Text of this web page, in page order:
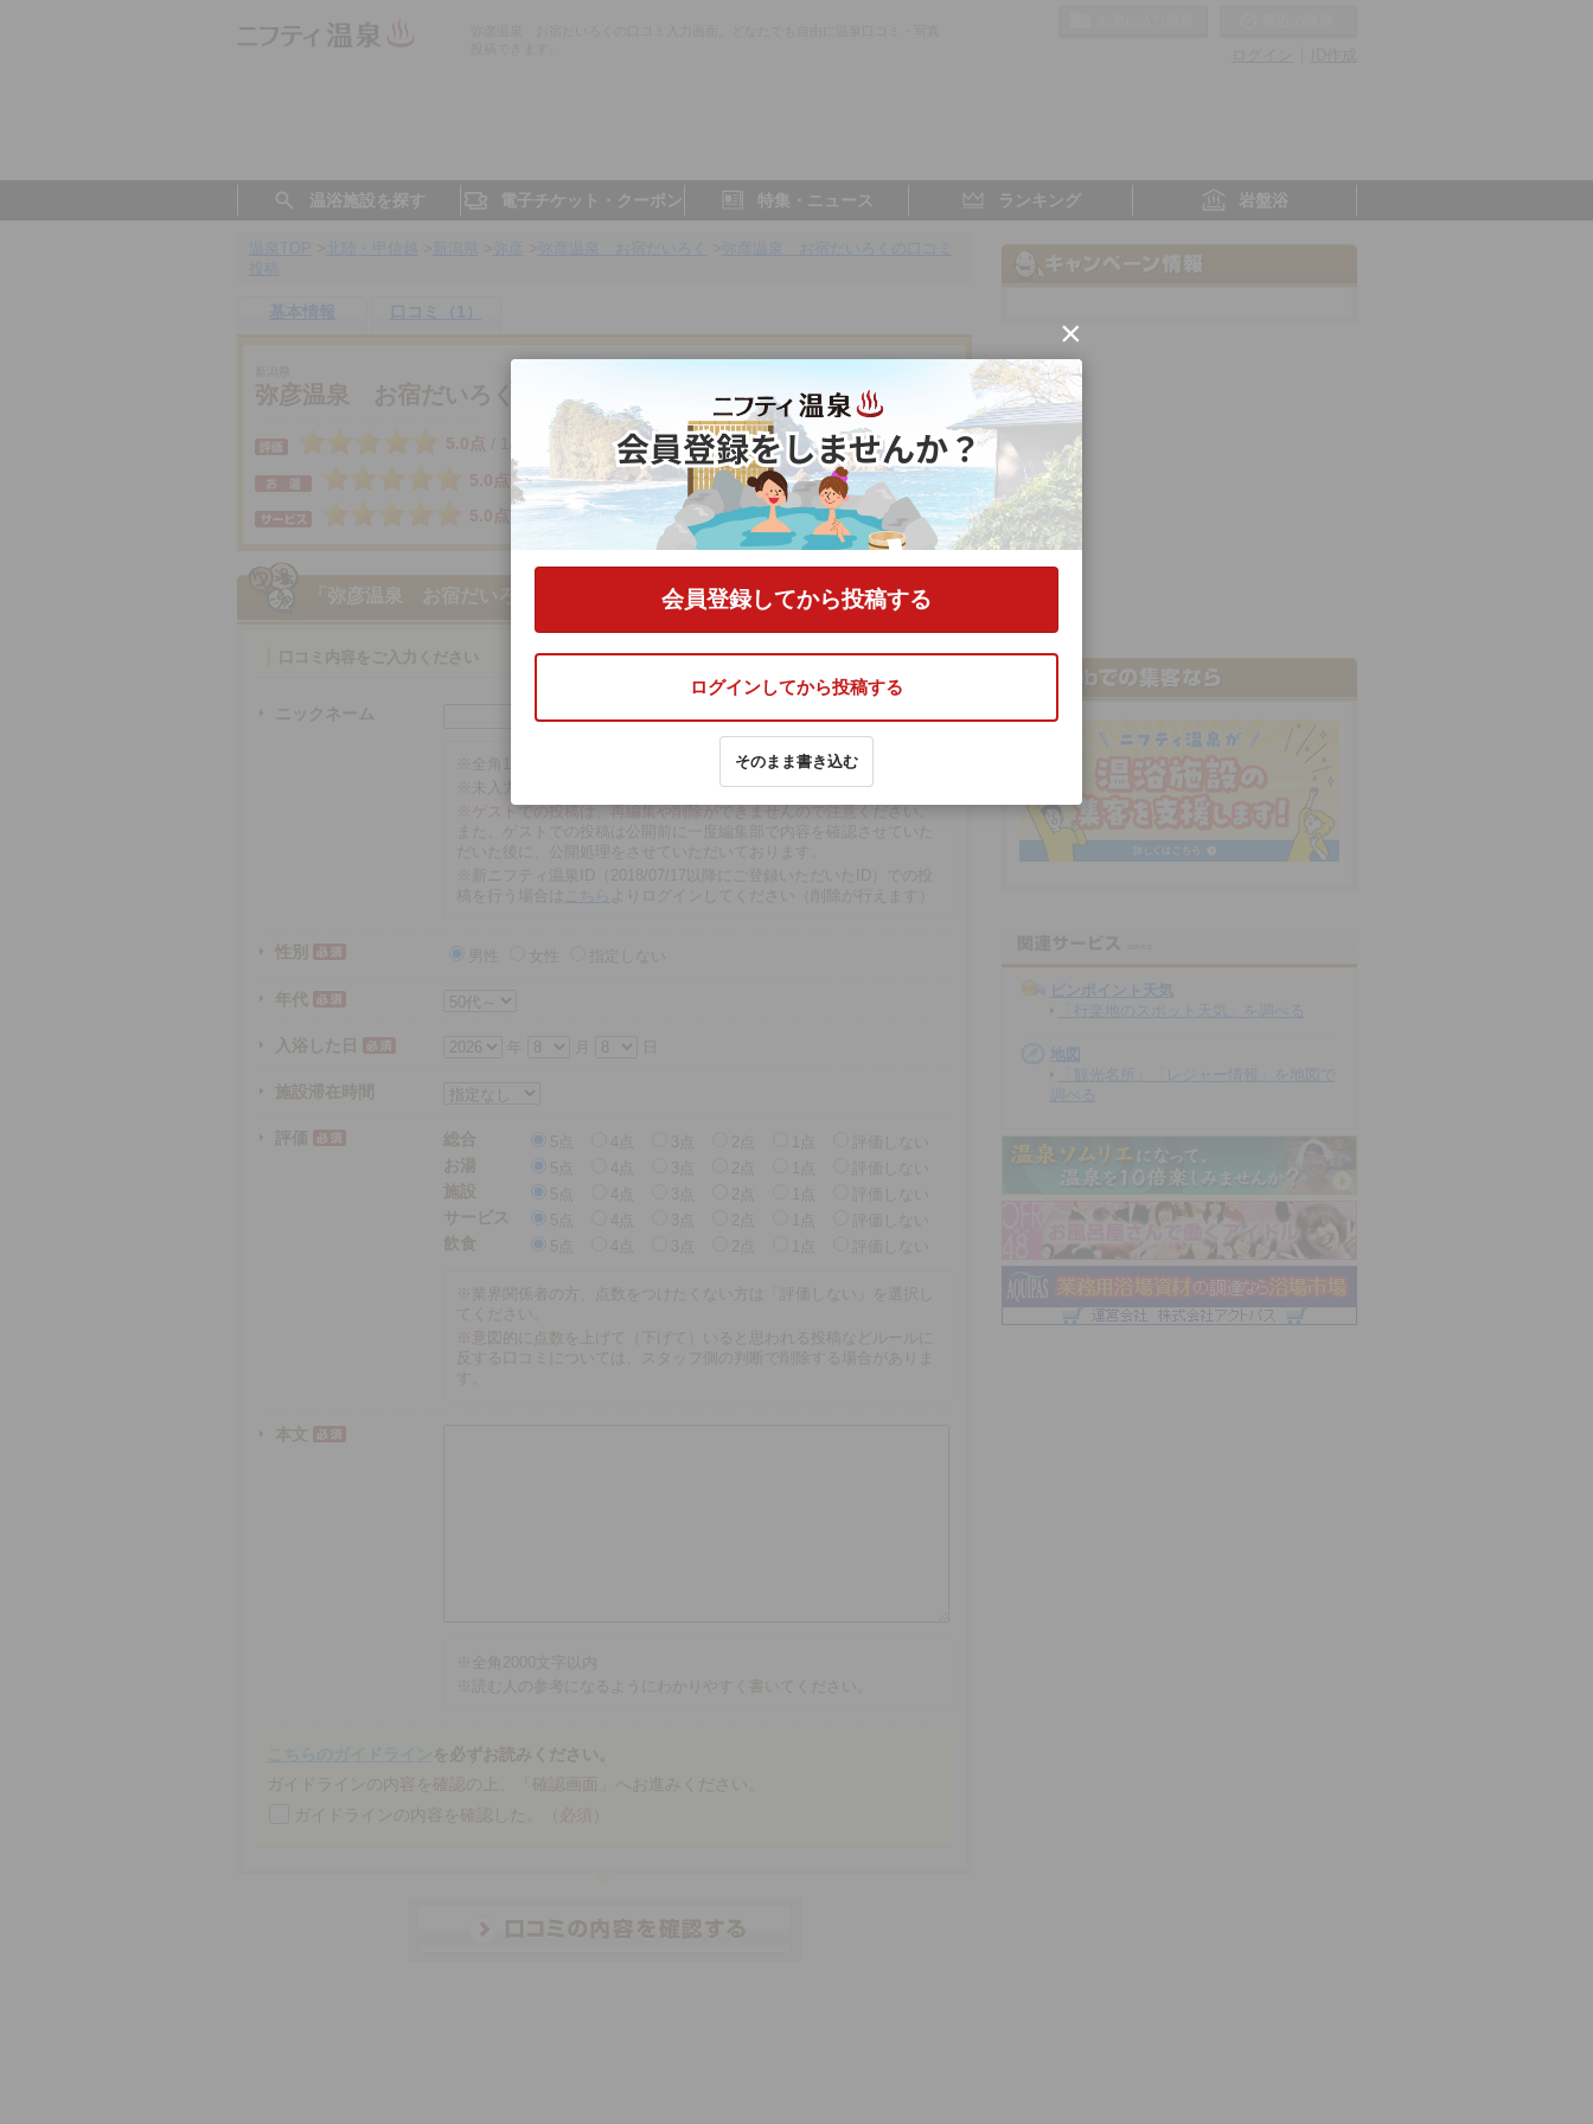
温浴施設を探す 電子チケット・クーポン 特集・ニュース ランキング 岩盤浴
基本情報 口コミ（1）
弥彦温泉 お宿だいろく
5.0点 / 1件 新潟県／弥彦
5.0点
5.0点
5.0点
5.0点
「弥彦温泉 お宿だいろく」 の口コミをする
ニックネーム
※ 全角16文字以内
※ 未入力の場合、匿名で投稿されます。
※ゲストでの投稿は、再編集や削除ができませんので注意ください。
また、ゲストでの投稿は公開前に一度編集部で内容を確認させていた
だいた後に、公開処理をさせていただいております。
※ 新ニフティ温泉ID（2018/07/17以降にご登録いただいたID）での投
稿を行う場合は
こちら よりログインしてください（削除が行えます）
性別 男性 女性 指定しない
年代
入浴した日 年
施設滞在時間
評価 総合 5点 3点 2点 1点
評価しない
お湯
5点 3点 2点 1点
評価しない
施設
5点 3点 2点 1点
評価しない
サービス
5点 3点 2点 1点
評価しない
飲食
5点 3点 2点 1点 評価しない
※ 業界関係者の方、点数をつけたくない方は「評価しない」を選択し
てください。
※ 意図的に点数を上げて（下げて）いると思われる投稿などルールに
反する口コミについては、スタッフ側の判断で削除する場合がありま
本文
※ 全角2000文字以内
※ 読む人の参考になるようにわかりやすく書いてください。
（必須）
ピンポイント天気
「行楽地のスポット天気」を調べる
地図
「観光名所」「レジャー情報」を地図で
調べる
×
会員登録してから投稿する
ログインしてから投稿する
そのまま書き込む